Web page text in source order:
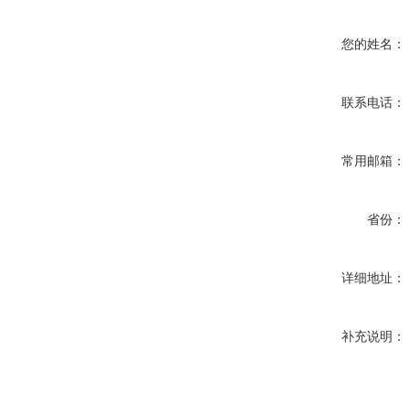
您的姓名：
联系电话：
常用邮箱：
省份：
详细地址：
补充说明：